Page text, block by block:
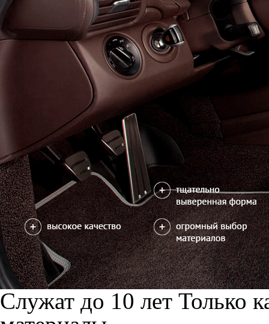
Служат до 10 лет Только